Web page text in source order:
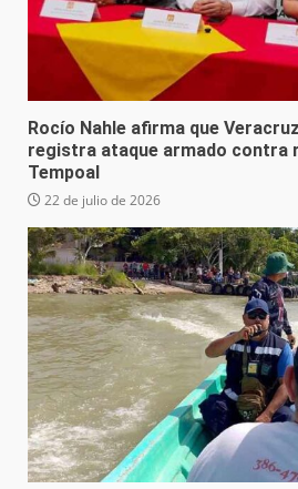
Rocío Nahle afirma que
registra ataque armado contra
Tempoal
22 de julio de 2026